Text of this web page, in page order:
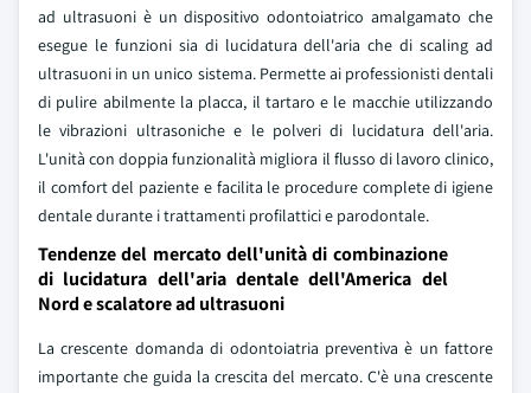
ad ultrasuoni è un dispositivo odontoiatrico amalgamato che
esegue le funzioni sia di lucidatura dell'aria che di scaling ad
ultrasuoni in un unico sistema. Permette ai professionisti dentali
di pulire abilmente la placca, il tartaro e le macchie utilizzando
le vibrazioni ultrasoniche e le polveri di lucidatura dell'aria.
L'unità con doppia funzionalità migliora il flusso di lavoro clinico,
il comfort del paziente e facilita le procedure complete di igiene
dentale durante i trattamenti profilattici e parodontale.
Tendenze del mercato dell'unità di combinazione
di lucidatura dell'aria dentale dell'America del
Nord e scalatore ad ultrasuoni
La crescente domanda di odontoiatria preventiva è un fattore
importante che guida la crescita del mercato. C'è una crescente